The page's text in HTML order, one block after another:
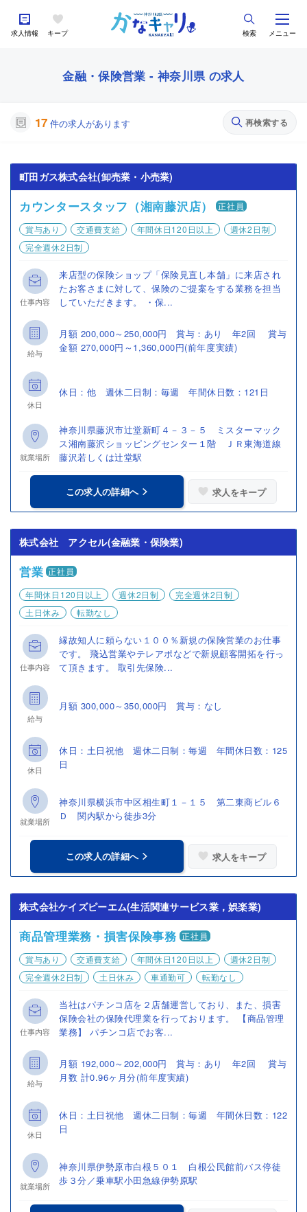
求人情報 キープ 検索 メニュー
金融・保険営業 - 神奈川県 の求人
17 件の求人があります 再検索する
町田ガス株式会社(卸売業・小売業)
カウンタースタッフ（湘南藤沢店）
正社員
賞与あり
交通費支給 年間休日120日以上
週休2日制
完全週休2日制
仕事内容
来店型の保険ショップ「保険見直し本舗」に来店され
たお客さまに対して、保険のご提案をする業務を担当
していただきます。 ・保...
給与
月額 200,000～250,000円 賞与：あり 年2回 賞与
金額 270,000円～1,360,000円(前年度実績)
休日
休日：他 週休二日制：毎週 年間休日数：121日
就業場所
神奈川県藤沢市辻堂新町４－３－５ ミスターマック
ス湘南藤沢ショッピングセンター１階 ＪＲ東海道線
藤沢若しくは辻堂駅
この求人の詳細へ 求人をキープ
株式会社 アクセル(金融業・保険業)
営業 正社員
年間休日120日以上
週休2日制
完全週休2日制
土日休み
転勤なし
仕事内容
縁故知人に頼らない１００％新規の保険営業のお仕事
です。 飛込営業やテレアポなどで新規顧客開拓を行っ
て頂きます。 取引先保険...
給与
月額 300,000～350,000円 賞与：なし
休日
休日：土日祝他 週休二日制：毎週 年間休日数：125
日
就業場所
神奈川県横浜市中区相生町１－１５ 第二東商ビル６
Ｄ 関内駅から徒歩3分
この求人の詳細へ 求人をキープ
株式会社ケイズピーエム(生活関連サービス業，娯楽業)
商品管理業務・損害保険事務 正社員
賞与あり
交通費支給 年間休日120日以上
週休2日制
完全週休2日制
土日休み 車通勤可 転勤なし
仕事内容
当社はパチンコ店を２店舗運営しており、また、損害
保険会社の保険代理業を行っております。 【商品管理
業務】 パチンコ店でお客...
給与
月額 192,000～202,000円 賞与：あり 年2回 賞与
月数 計0.96ヶ月分(前年度実績)
休日
休日：土日祝他 週休二日制：毎週 年間休日数：122
日
就業場所
神奈川県伊勢原市白根５０１ 白根公民館前バス停徒
歩３分／乗車駅小田急線伊勢原駅